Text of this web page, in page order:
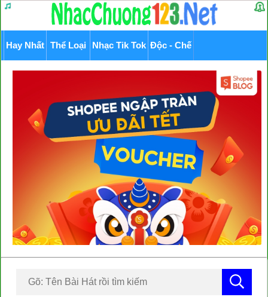
Hay Nhất Thể Loại Nhạc Tik Tok Độc - Chế